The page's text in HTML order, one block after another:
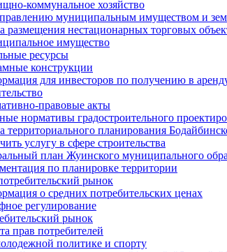
коммунальное хозяйство
муниципальным имуществом и
размещения нестационарных торговых
имущество
ресурсы
конструкции
для инвесторов по получению в
правовые акты
нормативы градостроительного
территориального планирования
услугу в сфере строительства
план Жуинского муниципального
по планировке территории
рынок
о средних потребительских ценах
регулирование
рынок
прав потребителей
политике и спорту